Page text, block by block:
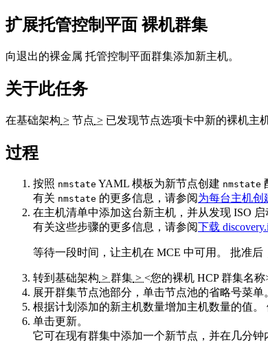
扩展托管控制平面 裸机群集
向退出的裸金属 托管控制平面群集添加新主机。
关于此任务
在基础架构 > 节点 > 已发现节点选项卡中新的裸机主
过程
按照 nmstate YAML 模板为新节点创建 nmstate
有关 nmstate 的更多信息，请参阅为每台主机创
在主机清单中添加这台新主机，并从发现 ISO
有关这些步骤的更多信息，请参阅下载
等待一段时间，让主机在 MCE 中可用。 批准
转到 基础架构 > 群集 > <您的裸机 HCP 群集名称
展开群集节点池部分，单击节点池的省略号菜单
根据计划添加的新主机数量增加主机数量的值。
单击更新。
它可在现有群集中添加一个新节点，并在几分钟